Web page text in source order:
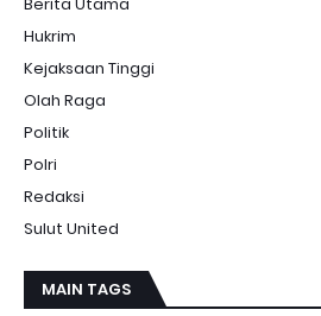
Hukrim
Kejaksaan Tinggi
Olah Raga
Politik
Polri
Redaksi
Sulut United
MAIN TAGS